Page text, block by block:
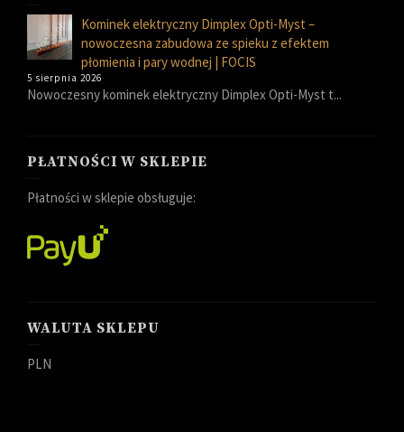
Kominek elektryczny Dimplex Opti-Myst –
nowoczesna zabudowa ze spieku z efektem
płomienia i pary wodnej | FOCIS
5 sierpnia 2026
Nowoczesny kominek elektryczny Dimplex Opti-Myst t...
PŁATNOŚCI W SKLEPIE
Płatności w sklepie obsługuje:
WALUTA SKLEPU
PLN